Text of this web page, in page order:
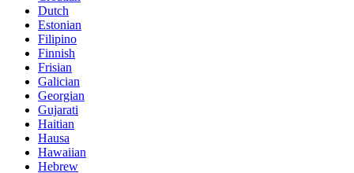
Dutch
Estonian
Filipino
Finnish
Frisian
Galician
Georgian
Gujarati
Haitian
Hausa
Hawaiian
Hebrew